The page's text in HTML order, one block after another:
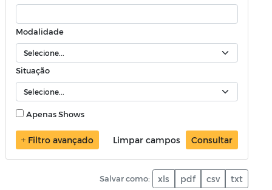
Modalidade
Situação
Apenas Shows
Filtro avançado Consultar
Limpar campos
Salvar como: xls pdf csv txt